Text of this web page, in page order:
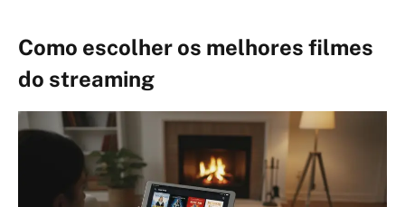
Como escolher os melhores filmes
do streaming